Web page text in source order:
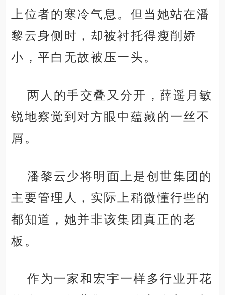
上位者的寒冷气息。但当她站在潘
黎云身侧时，却被衬托得瘦削娇
小，平白无故被压一头。
两人的手交叠又分开，薛遥月敏
锐地察觉到对方眼中蕴藏的一丝不
屑。
潘黎云少将明面上是创世集团的
主要管理人，实际上稍微懂行些的
都知道，她并非该集团真正的老
板。
作为一家和宏宇一样多行业开花